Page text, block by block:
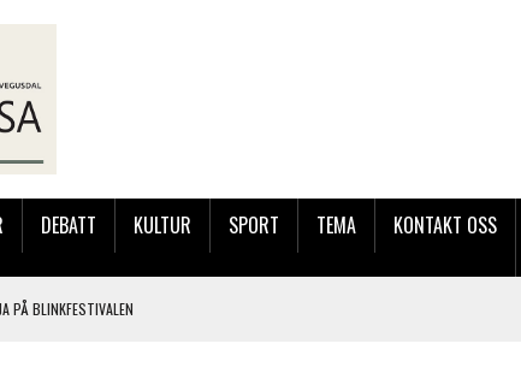
DEBATT KULTUR SPORT TEMA KONTAKT OSS
PÅ BLINKFESTIVALEN